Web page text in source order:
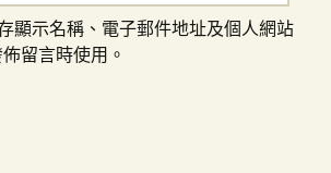
顯示名稱、電子郵件地址及個人網站
留言時使用。